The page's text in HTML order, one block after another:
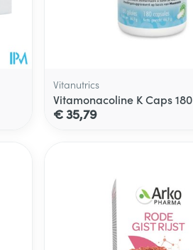
Vitanutrics
Vitamonacoline K Caps 180
€ 35,79